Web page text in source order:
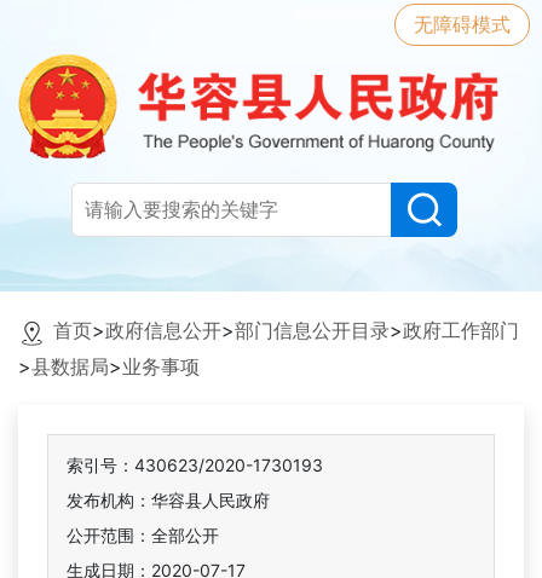
无障碍模式
首页>政府信息公开>部门信息公开目录>政府工作部门
>县数据局>业务事项
索引号：430623/2020-1730193
发布机构：华容县人民政府
公开范围：全部公开
生成日期：2020-07-17